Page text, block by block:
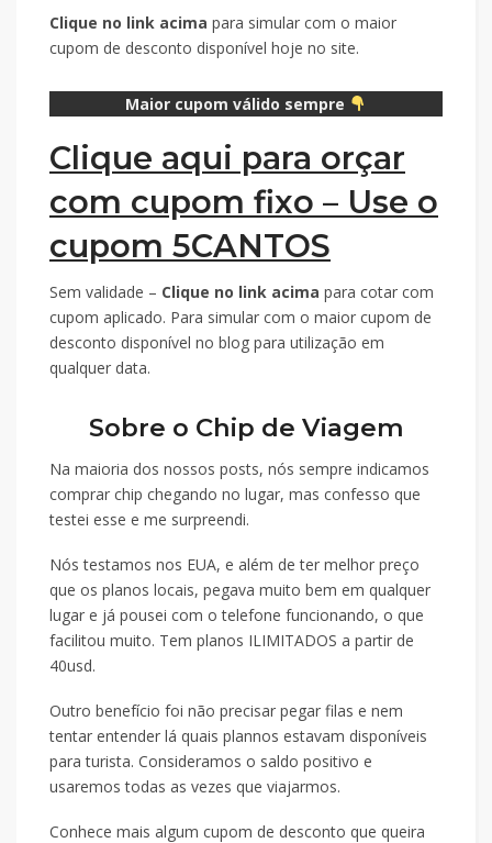
Clique no link acima para simular com o maior
cupom de desconto disponível hoje no site.
Maior cupom válido sempre
Clique aqui para orçar
com cupom fixo – Use o
cupom 5CANTOS
Sem validade – Clique no link acima para cotar com
cupom aplicado. Para simular com o maior cupom de
desconto disponível no blog para utilização em
qualquer data.
Sobre o Chip de Viagem
Na maioria dos nossos posts, nós sempre indicamos
comprar chip chegando no lugar, mas confesso que
testei esse e me surpreendi.
Nós testamos nos EUA, e além de ter melhor preço
que os planos locais, pegava muito bem em qualquer
lugar e já pousei com o telefone funcionando, o que
facilitou muito. Tem planos ILIMITADOS a partir de
40usd.
Outro benefício foi não precisar pegar filas e nem
tentar entender lá quais plannos estavam disponíveis
para turista. Consideramos o saldo positivo e
usaremos todas as vezes que viajarmos.
Conhece mais algum cupom de desconto que queira